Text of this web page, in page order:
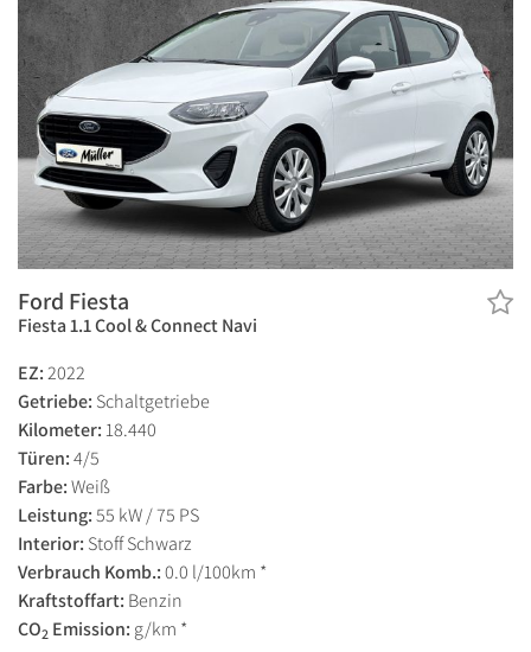
Ford Fiesta
Fiesta 1.1 Cool & Connect Navi
EZ:2022
Getriebe: Schaltgetriebe
Kilometer: 18.440
Türen:4/5
Farbe:Weiß
Leistung:55 kW / 75 PS
Interior: Stoff Schwarz
Verbrauch Komb.:0.0 l/100km *
Kraftstoffart: Benzin
CO2 Emission: g/km *